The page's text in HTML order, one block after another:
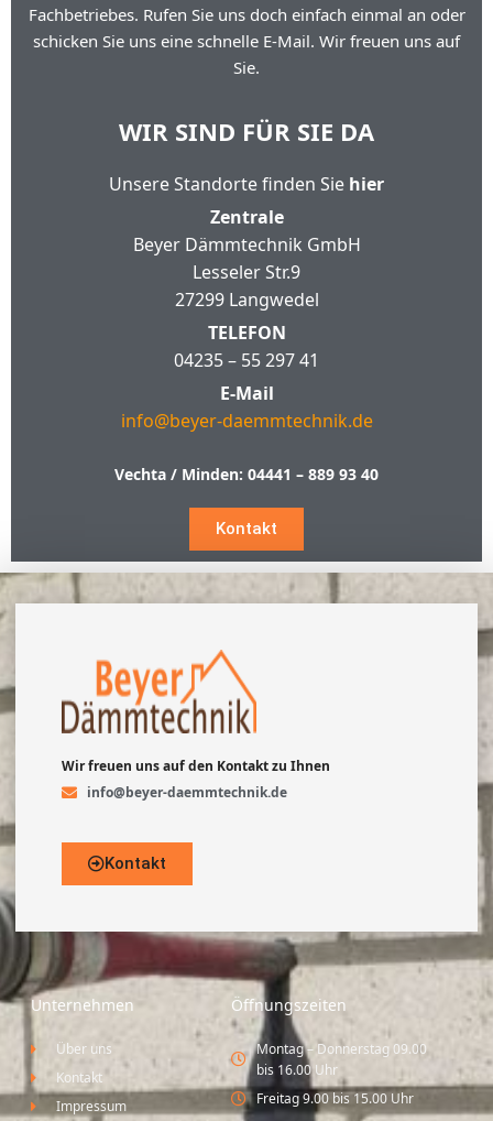
Fachbetriebes. Rufen Sie uns doch einfach einmal an oder
schicken Sie uns eine schnelle E-Mail. Wir freuen uns auf
Sie.
WIR SIND FÜR SIE DA
Unsere Standorte finden Sie hier
Zentrale
Beyer Dämmtechnik GmbH
Lesseler Str.9
27299 Langwedel
TELEFON
04235 – 55 297 41
E-Mail
info@beyer-daemmtechnik.de
Vechta / Minden: 04441 – 889 93 40
Kontakt
Wir freuen uns auf den Kontakt zu Ihnen
info@beyer-daemmtechnik.de
Kontakt
Unternehmen
Über uns
Kontakt
Impressum
Öffnungszeiten
Montag – Donnerstag 09.00
bis 16.00 Uhr
Freitag 9.00 bis 15.00 Uhr